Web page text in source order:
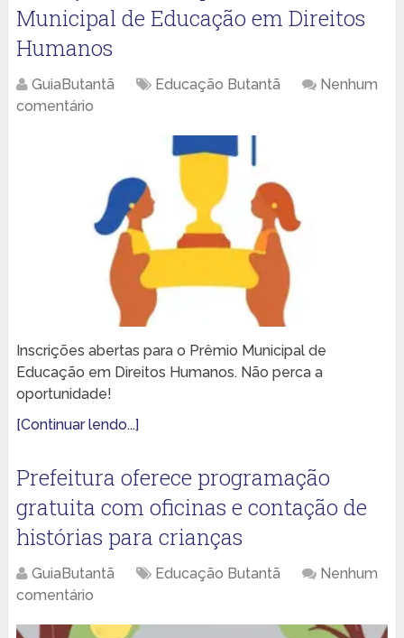
Municipal de Educação em Direitos
Humanos
GuiaButantã Educação Butantã
Nenhum
comentário
Inscrições abertas para o Prêmio Municipal de
Educação em Direitos Humanos. Não perca a
oportunidade!
[Continuar lendo...]
Prefeitura oferece programação
gratuita com oficinas e contação de
histórias para crianças
GuiaButantã Educação Butantã
Nenhum
comentário